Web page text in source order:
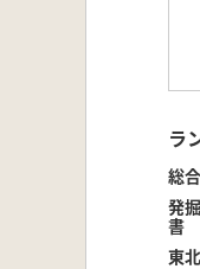
ラ
総合
発
書
東北